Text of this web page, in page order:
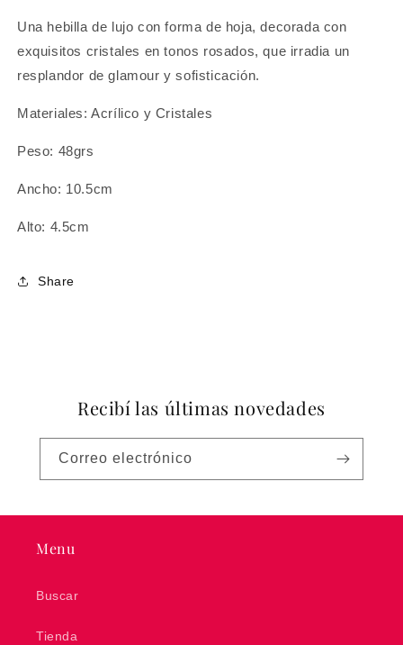
Una hebilla de lujo con forma de hoja, decorada con
exquisitos cristales en tonos rosados, que irradia un
resplandor de glamour y sofisticación.
Materiales: Acrílico y Cristales
Peso: 48grs
Ancho: 10.5cm
Alto: 4.5cm
Share
Recibí las últimas novedades
Correo electrónico
Menu
Buscar
Tienda